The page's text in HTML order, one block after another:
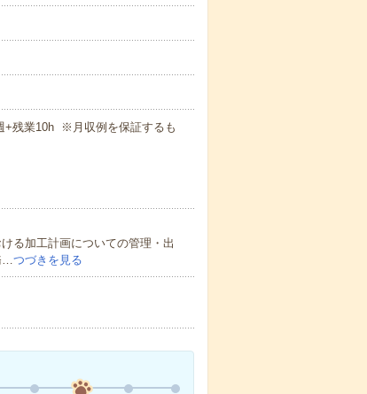
+残業10h ※月収例を保証するも
る加工計画についての管理・出
…つづきを見る